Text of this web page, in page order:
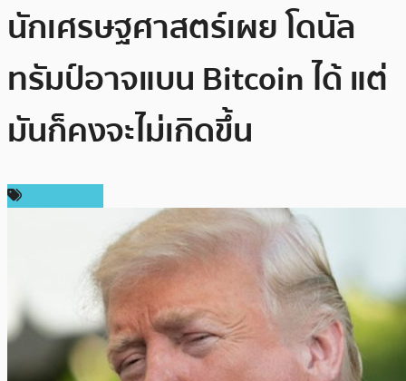
นักเศรษฐศาสตร์เผย โดนัล
ทรัมป์อาจแบน Bitcoin ได้ แต่
มันก็คงจะไม่เกิดขึ้น